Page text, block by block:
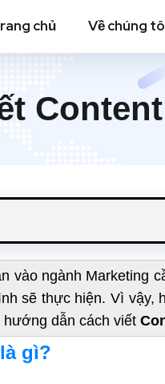
chủ Về chúng
vào ngành Marketing
sẽ thực hiện. Vì vậy,
dẫn cách viết
gì?